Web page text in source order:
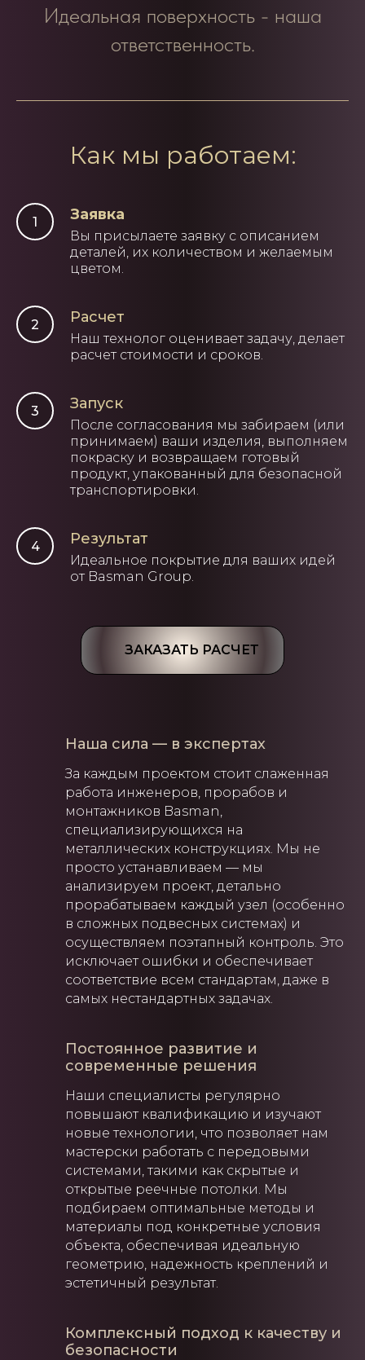
Идеальная поверхность - наша
ответственность.
Как мы работаем:
Заявка
Вы присылаете заявку с описанием
деталей, их количеством и желаемым
цветом.
Расчет
Наш технолог оценивает задачу, делает
расчет стоимости и сроков.
Запуск
После согласования мы забираем (или
принимаем) ваши изделия, выполняем
покраску и возвращаем готовый
продукт, упакованный для безопасной
транспортировки.
Результат
Идеальное покрытие для ваших идей
от Basman Group.
ЗАКАЗАТЬ РАСЧЕТ
Наша сила — в экспертах
За каждым проектом стоит слаженная
работа инженеров, прорабов и
монтажников Basman,
специализирующихся на
металлических конструкциях. Мы не
просто устанавливаем — мы
анализируем проект, детально
прорабатываем каждый узел (особенно
в сложных подвесных системах) и
осуществляем поэтапный контроль. Это
исключает ошибки и обеспечивает
соответствие всем стандартам, даже в
самых нестандартных задачах.
Постоянное развитие и
современные решения
Наши специалисты регулярно
повышают квалификацию и изучают
новые технологии, что позволяет нам
мастерски работать с передовыми
системами, такими как скрытые и
открытые реечные потолки. Мы
подбираем оптимальные методы и
материалы под конкретные условия
объекта, обеспечивая идеальную
геометрию, надежность креплений и
эстетичный результат.
Комплексный подход к качеству и
безопасности